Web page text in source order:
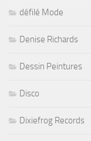
défilé Mode
Denise Richards
Dessin Peintures
Disco
Dixiefrog Records